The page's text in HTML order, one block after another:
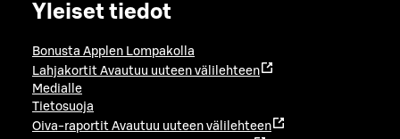
Yleiset tiedot
Bonusta Applen Lompakolla
Lahjakortit Avautuu uuteen välilehteen
Medialle
Tietosuoja
Oiva-raportit Avautuu uuteen välilehteen